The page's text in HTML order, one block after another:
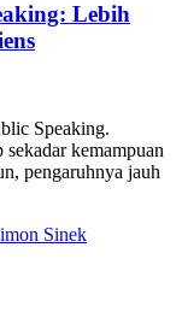
Lebih
Speaking.
kemampuan
pengaruhnya jauh